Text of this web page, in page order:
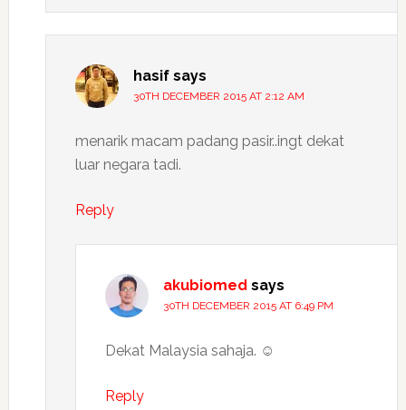
hasif says
30TH DECEMBER 2015 AT 2:12 AM
menarik macam padang pasir..ingt dekat
luar negara tadi.
Reply
akubiomed says
30TH DECEMBER 2015 AT 6:49 PM
Dekat Malaysia sahaja. ☺️
Reply